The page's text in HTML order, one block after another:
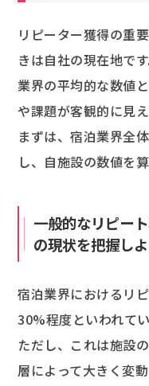
リピーター獲得の重
きは自社の現在地です
業界の平均的な数値
や課題が客観的に見え
まずは、宿泊業界全
し、自施設の数値を
一般的なリピー
の現状を把握し
宿泊業界におけるリ
30%程度といわれてい
ただし、これは施設
層によって大きく変動